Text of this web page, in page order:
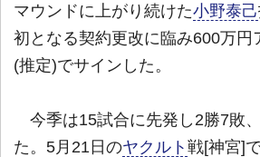
マウンドに上がり続けた小野泰己
初となる契約更改に臨み600万円
(推定)でサインした。
今季は15試合に先発し2勝7敗
た。5月21日のヤクルト 戦[神宮]